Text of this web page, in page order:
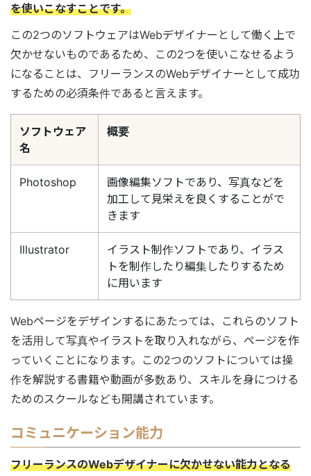
を使いこなすことです。
この2つのソフトウェアはWebデザイナーとして働く上で
欠かせないものであるため、この2つを使いこなせるよう
になることは、フリーランスのWebデザイナーとして成功
するための必須条件であると言えます。
ソフトウェア
名
概要
Photoshop
画像編集ソフトであり、写真などを
加工して見栄えを良くすることがで
きます
Illustrator
イラスト制作ソフトであり、イラス
トを制作したり編集したりするため
に用います
Webページをデザインするにあたっては、これらのソフト
を活用して写真やイラストを取り入れながら、ページを作
っていくことになります。この2つのソフトについては操
作を解説する書籍や動画が多数あり、スキルを身につける
ためのスクールなども開講されています。
コミュニケーション能力
フリーランスのWebデザイナーに欠かせない能力となる